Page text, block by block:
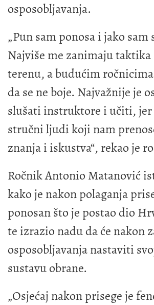
osposobljavanja.
„Pun sam ponosa i jako sam
Najviše me zanimaju taktika
terenu, a budućim
da se ne boje. Najvažnije je
slušati instruktore i učiti, jer
stručni ljudi koji nam
znanja i iskustva“, rekao je
Ročnik Antonio Matanović
kako je nakon polaganja
ponosan što je postao dio
te izrazio nadu da će nakon
osposobljavanja nastaviti
sustavu obrane.
„Osjećaj nakon prisege je